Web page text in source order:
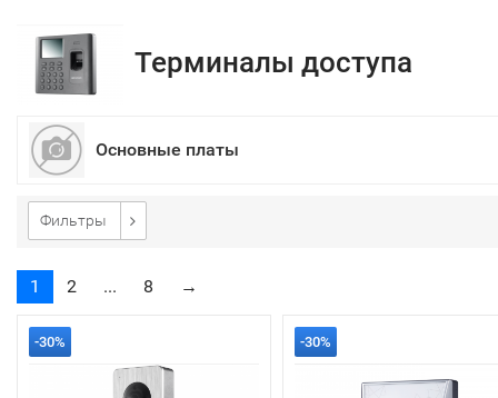
Терминалы доступа
Основные платы
Фильтры
1 2 ... 8 →
-30% -30%